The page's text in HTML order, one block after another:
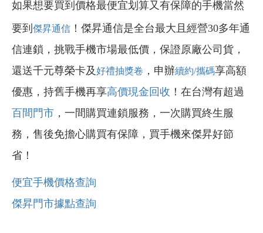
如果想要買到價格最便宜划算又有保障的手機當然
要到 傑昇通信 ！傑昇通信是全台最大且經營30多年通
信連鎖，挑戰手機市場最低價，保證原廠公司貨，
還送千元尊榮卡及好禮抽獎卷 ，申辦續約/攜碼享高額
優惠，持舊手機再享高價現金回收 ！在台灣有超過
百間門市 ，一間購買連鎖服務，一次購買終生服
務，售後免擔心購買有保障，買手機來傑昇好節
省！
便宜手機價格查詢
傑昇門市據點查詢